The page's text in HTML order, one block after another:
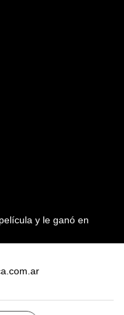
y le ganó en